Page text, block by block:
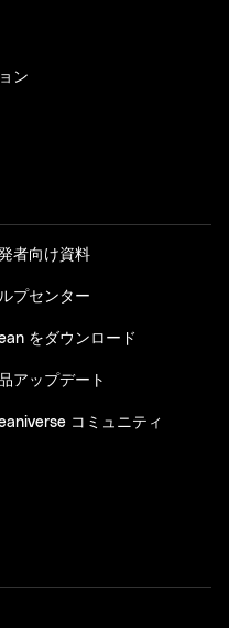
ン
者向け資料
プセンター
をダウンロード
アップデート
コミュニティ